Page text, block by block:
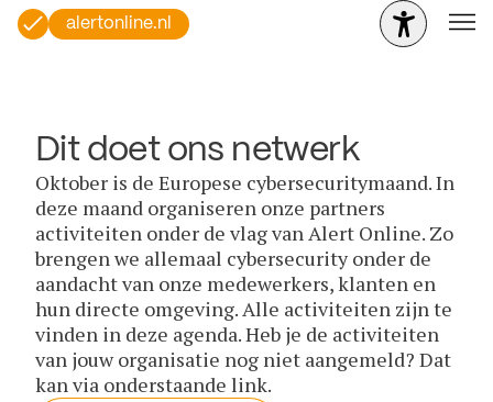
alertonline.nl
Dit doet ons netwerk
Oktober is de Europese cybersecuritymaand. In
deze maand organiseren onze partners
activiteiten onder de vlag van Alert Online. Zo
brengen we allemaal cybersecurity onder de
aandacht van onze medewerkers, klanten en
hun directe omgeving. Alle activiteiten zijn te
vinden in deze agenda. Heb je de activiteiten
van jouw organisatie nog niet aangemeld? Dat
kan via onderstaande link.